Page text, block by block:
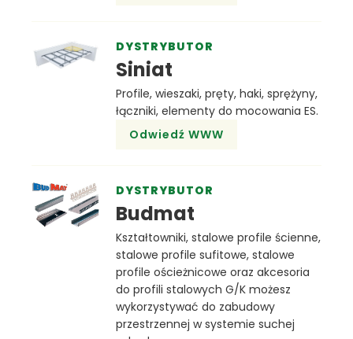
DYSTRYBUTOR
Siniat
Profile, wieszaki, pręty, haki, sprężyny,
łączniki, elementy do mocowania ES.
Odwiedź WWW
DYSTRYBUTOR
Budmat
Kształtowniki, stalowe profile ścienne,
stalowe profile sufitowe, stalowe
profile ościeżnicowe oraz akcesoria
do profili stalowych G/K możesz
wykorzystywać do zabudowy
przestrzennej w systemie suchej